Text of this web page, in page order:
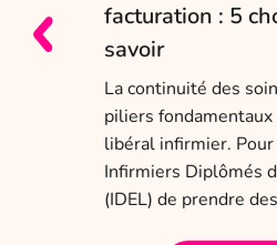
facturation : 5
savoir
La continuité des
piliers fondamentaux
libéral infirmier.
Infirmiers Diplômés
(IDEL) de prendre